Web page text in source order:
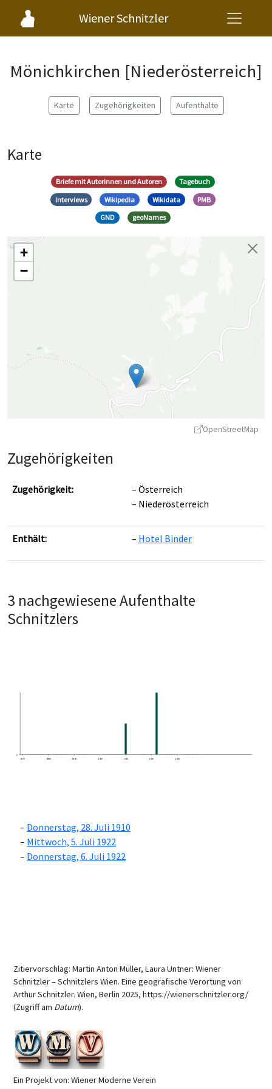
Wiener Schnitzler
Mönichkirchen [Niederösterreich]
Karte Zugehörigkeiten Aufenthalte
Karte
Briefe mit Autorinnen und Autoren
Tagebuch
Interviews
Wikipedia Wikidata
PMB
GND
geoNames
+
−
OpenStreetMapcontributors ©
OpenStreetMap
Zugehörigkeiten
Zugehörigkeit:
Österreich
Niederösterreich
Enthält: Hotel Binder
3 nachgewiesene Aufenthalte
Schnitzlers
0
1870
1880 1890 1900 1910 1920 1930
Donnerstag, 28. Juli 1910
Mittwoch, 5. Juli 1922
Donnerstag, 6. Juli 1922
Zitiervorschlag: Martin Anton Müller, Laura Untner: Wiener
Schnitzler – Schnitzlers Wien. Eine geografische Verortung von
Arthur Schnitzler. Wien, Berlin 2025, https://wienerschnitzler.org/
(Zugriff am Datum).
Ein Projekt von: Wiener Moderne Verein